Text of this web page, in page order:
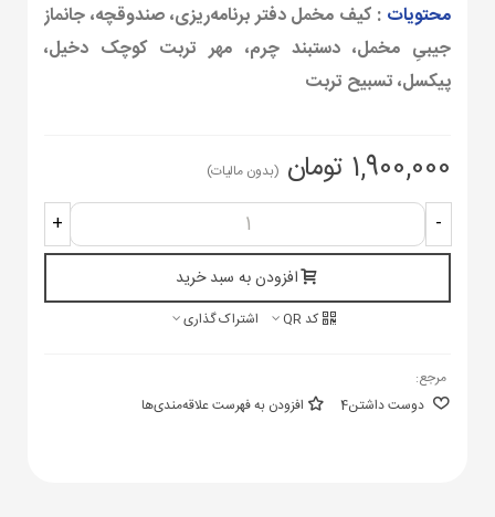
محتویات : کیف مخمل دفتر برنامه‌ریزی، صندوقچه، جانماز
جیبیِ مخمل، دستبند چرم، مهر تربت کوچک دخیل،
پیکسل، تسبیح تربت
1,900,000 تومان (بدون مالیات)
-
+
افزودن به سبد خرید
کد QR اشتراک گذاری
مرجع:
دوست داشتن4 افزودن به فهرست علاقه‌مندی‌ها